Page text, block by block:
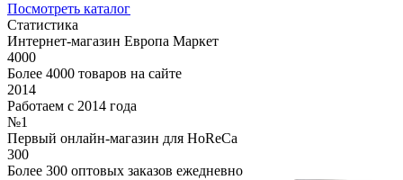
Посмотреть каталог
Статистика
Интернет-магазин Европа Маркет
4000
Более 4000 товаров на сайте
2014
Работаем с 2014 года
№1
Первый онлайн-магазин для HoReCa
300
Более 300 оптовых заказов ежедневно